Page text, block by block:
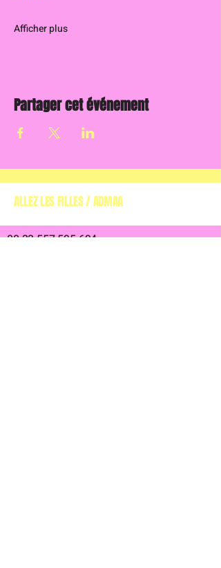
Afficher plus
Partager cet événement
ALLEZ LES FILLES / ADMAA
00 33 557 595 694